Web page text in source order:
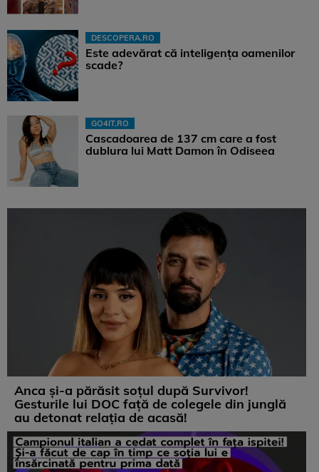
DESCOPERA.RO
Este adevărat că inteligența oamenilor
scade?
GO4IT.RO
Cascadoarea de 137 cm care a fost
dublura lui Matt Damon în Odiseea
Anca și-a părăsit soțul după Survivor!
Gesturile lui DOC față de colegele din junglă
au detonat relația de acasă!